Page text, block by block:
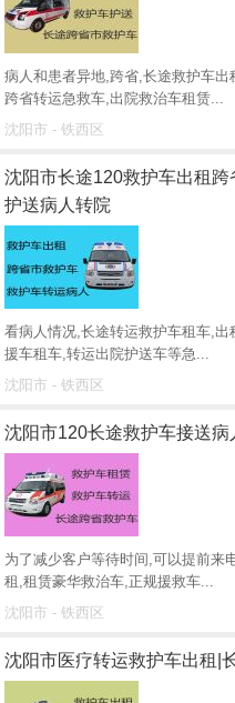
病人和患者异地,跨省,长途救护车
跨省转运急救车,出院救治车租赁...
沈阳市 - 铁西区
沈阳市长途120救护车出租
护送病人转院
看病人情况,长途转运救护车租车,
援车租车,转运出院护送车等急...
沈阳市 - 铁西区
沈阳市120长途救护车接送
为了减少客户等待时间,可以提前来
租,租赁豪华救治车,正规援救车...
沈阳市 - 铁西区
沈阳市医疗转运救护车出租|